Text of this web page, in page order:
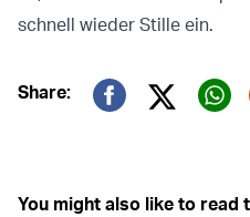
schnell wieder Stille ein.
Share:
Twitter
You might also like to read